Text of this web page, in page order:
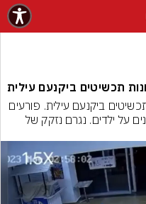
תכשיטים ביקנעם עילית